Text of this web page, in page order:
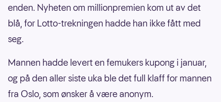
enden. Nyheten om millionpremien kom ut av det
blå, for Lotto-trekningen hadde han ikke fått med
seg.
Mannen hadde levert en femukers kupong i januar,
og på den aller siste uka ble det full klaff for mannen
fra Oslo, som ønsker å være anonym.